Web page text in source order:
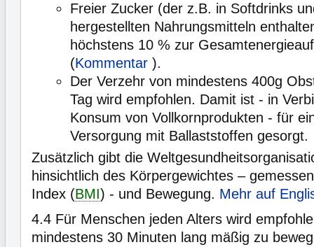
Freier Zucker (der z.B. in Softdrinks
hergestellten Nahrungsmitteln
höchstens 10 % zur
(Kommentar ).
Der Verzehr von mindestens 400g
Tag wird empfohlen. Damit ist - in
Konsum von Vollkornprodukten - für
Versorgung mit Ballaststoffen gesorgt.
Zusätzlich gibt die
hinsichtlich des Körpergewichtes –
Index (BMI) - und Bewegung. Mehr auf
4.4 Für Menschen jeden Alters wird
mindestens 30 Minuten lang mäßig zu